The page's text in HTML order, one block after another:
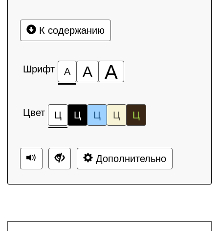
К содержанию
Шрифт А А А
Цвет Ц Ц Ц Ц Ц
Дополнительно